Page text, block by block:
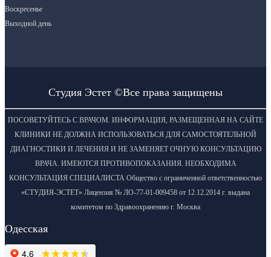
Воскресенье
Выходной день
Студия Эстет ©Все права защищены
ПОСОВЕТУЙТЕСЬ С ВРАЧОМ. ИНФОРМАЦИЯ, РАЗМЕЩЕННАЯ НА САЙТЕ
КЛИНИКИ НЕ ДОЛЖНА ИСПОЛЬЗОВАТЬСЯ ДЛЯ САМОСТОЯТЕЛЬНОЙ
ДИАГНОСТИКИ И ЛЕЧЕНИЯ И НЕ ЗАМЕНЯЕТ ОЧНУЮ КОНСУЛЬТАЦИЮ
ВРАЧА. ИМЕЮТСЯ ПРОТИВОПОКАЗАНИЯ. НЕОБХОДИМА
КОНСУЛЬТАЦИЯ СПЕЦИАЛИСТА Общество с ограниченной ответственностью
«СТУДИЯ-ЭСТЕТ» Лицензия № ЛО-77-01-009458 от 12.12.2014 г. выдана
комитетом по Здравоохранению г. Москва
Одесская